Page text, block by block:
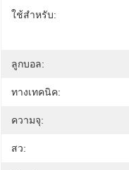
ใช้สําหรับ:
ลูกบอล:
ทางเทคนิค:
ความจุ:
สว: